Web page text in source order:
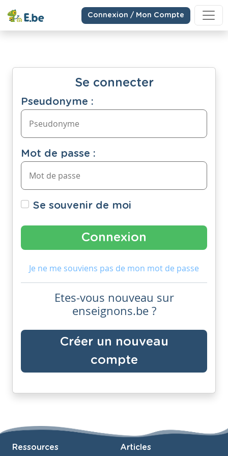
Connexion / Mon Compte
Se connecter
Pseudonyme :
Mot de passe :
Se souvenir de moi
Je ne me souviens pas de mon mot de passe
Etes-vous nouveau sur
enseignons.be ?
Créer un nouveau
compte
Ressources Articles